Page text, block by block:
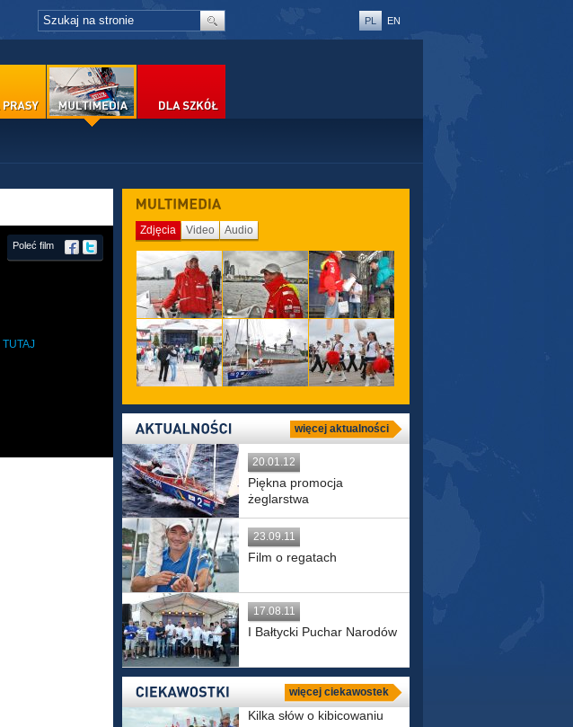
EN
PL
TUTAJ
Poleć film
Zdjęcia Video Audio
więcej aktualności
20.01.12
Piękna promocja
żeglarstwa
23.09.11
Film o regatach
17.08.11
I Bałtycki Puchar Narodów
więcej ciekawostek
Kilka słów o kibicowaniu